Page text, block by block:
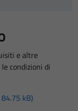
e altre
condizioni di
kB)